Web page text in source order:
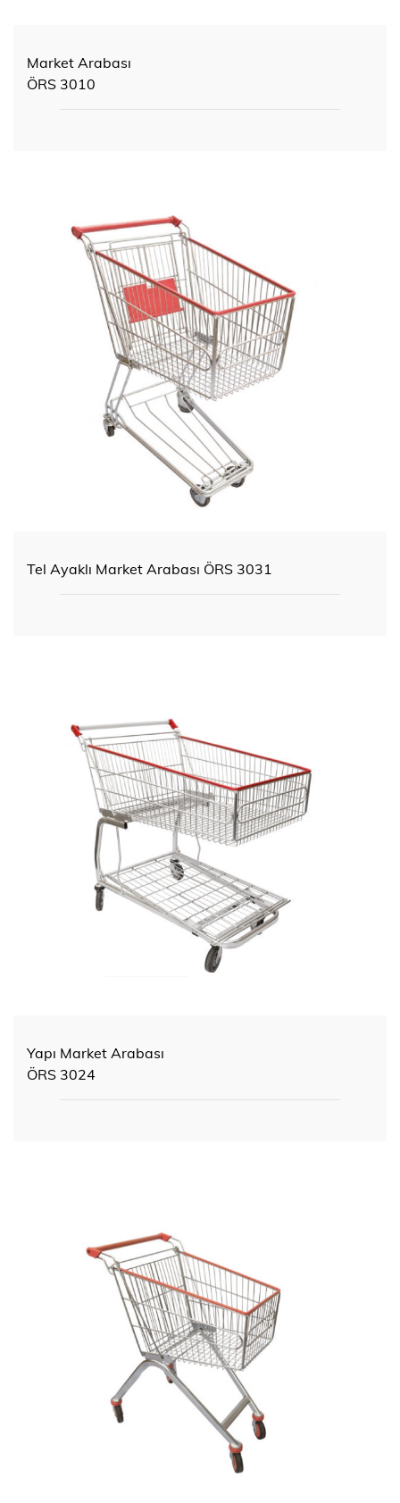
Market Arabası
ÖRS 3010
Tel Ayaklı Market Arabası ÖRS 3031
Yapı Market Arabası
ÖRS 3024